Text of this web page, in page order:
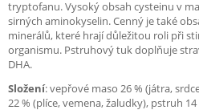
tryptofanu. Vysoký obsah cysteinu v
sirných aminokyselin. Cenný je také
minerálů, které hrají důležitou roli při
organismu. Pstruhový tuk doplňuje
DHA.
Složení: vepřové maso 26 % (játra,
22 % (plíce, vemena, žaludky), pstruh